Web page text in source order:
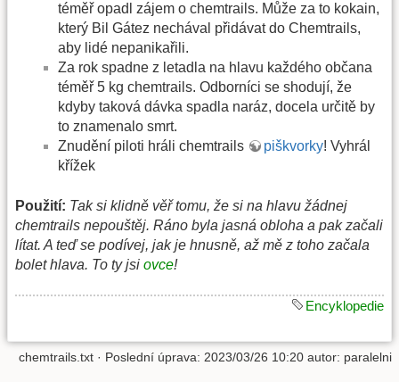
téměř opadl zájem o chemtrails. Může za to kokain,
který Bil Gátez nechával přidávat do Chemtrails,
aby lidé nepanikařili.
Za rok spadne z letadla na hlavu každého občana
téměř 5 kg chemtrails. Odborníci se shodují, že
kdyby taková dávka spadla naráz, docela určitě by
to znamenalo smrt.
Znudění piloti hráli chemtrails
piškvorky! Vyhrál
křížek
Použití: Tak si klidně věř tomu, že si na hlavu žádnej
chemtrails nepouštěj. Ráno byla jasná obloha a pak začali
lítat. A teď se podívej, jak je hnusně, až mě z toho začala
bolet hlava. To ty jsi ovce!
Encyklopedie
chemtrails.txt · Poslední úprava: 2023/03/26 10:20 autor: paralelni